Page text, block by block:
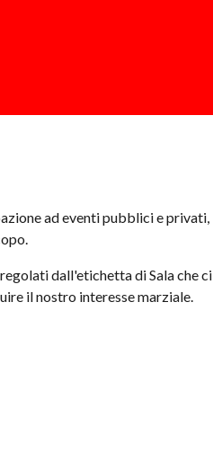
ad eventi pubblici e privati,
dall'etichetta di Sala che ci
il nostro interesse marziale.